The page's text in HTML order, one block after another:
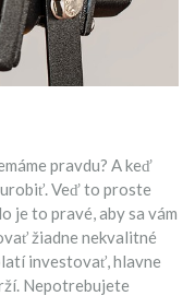
pravdu? A keď
Veď to proste
je to pravé, aby sa vám
žiadne nekvalitné
investovať, hlavne
Nepotrebujete